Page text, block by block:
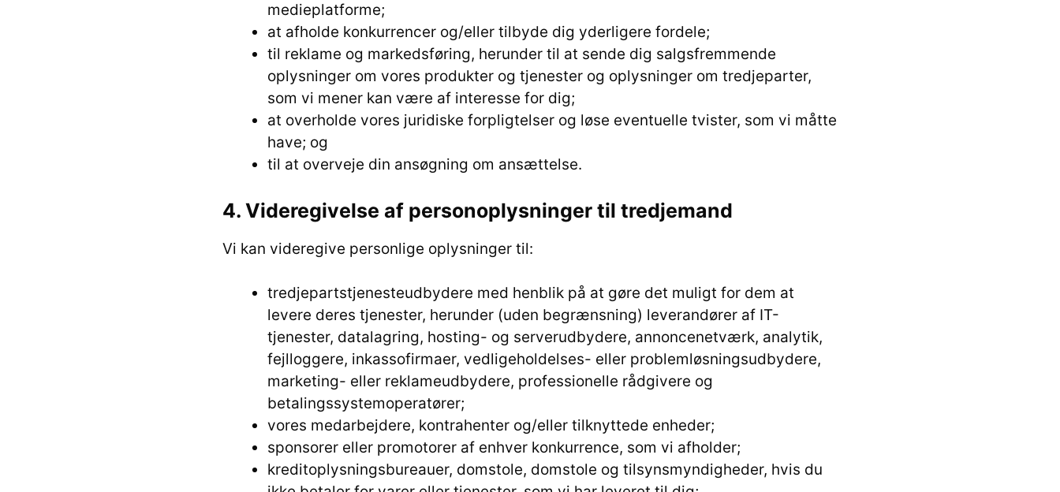
medieplatforme;
at afholde konkurrencer og/eller tilbyde dig yderligere fordele;
til reklame og markedsføring, herunder til at sende dig salgsfremmende
oplysninger om vores produkter og tjenester og oplysninger om tredjeparter,
som vi mener kan være af interesse for dig;
at overholde vores juridiske forpligtelser og løse eventuelle tvister, som vi måtte
have; og
til at overveje din ansøgning om ansættelse.
4. Videregivelse af personoplysninger til tredjemand
Vi kan videregive personlige oplysninger til:
tredjepartstjenesteudbydere med henblik på at gøre det muligt for dem at
levere deres tjenester, herunder (uden begrænsning) leverandører af IT-
tjenester, datalagring, hosting- og serverudbydere, annoncenetværk, analytik,
fejlloggere, inkassofirmaer, vedligeholdelses- eller problemløsningsudbydere,
marketing- eller reklameudbydere, professionelle rådgivere og
betalingssystemoperatører;
vores medarbejdere, kontrahenter og/eller tilknyttede enheder;
sponsorer eller promotorer af enhver konkurrence, som vi afholder;
kreditoplysningsbureauer, domstole, domstole og tilsynsmyndigheder, hvis du